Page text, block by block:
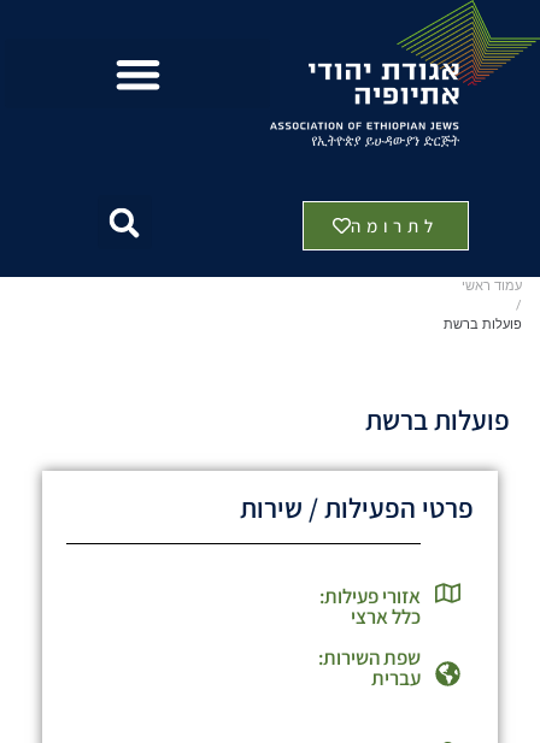
לתרומה
עמוד ראשי
/
פועלות ברשת
פועלות ברשת
פרטי הפעילות / שירות
אזורי פעילות:
כלל ארצי
שפת השירות:
עברית